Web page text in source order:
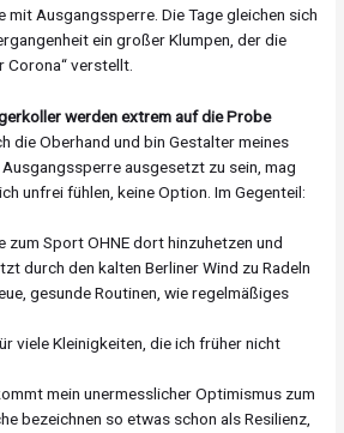
mit Ausgangssperre. Die Tage gleichen sich
ein großer Klumpen, der die
Corona“ verstellt.
werden extrem auf die Probe
die Oberhand und bin Gestalter meines
ausgesetzt zu sein, mag
unfrei fühlen, keine Option. Im Gegenteil:
zum Sport OHNE dort hinzuhetzen und
durch den kalten Berliner Wind zu Radeln
gesunde Routinen, wie regelmäßiges
viele Kleinigkeiten, die ich früher nicht
mein unermesslicher Optimismus zum
bezeichnen so etwas schon als Resilienz,